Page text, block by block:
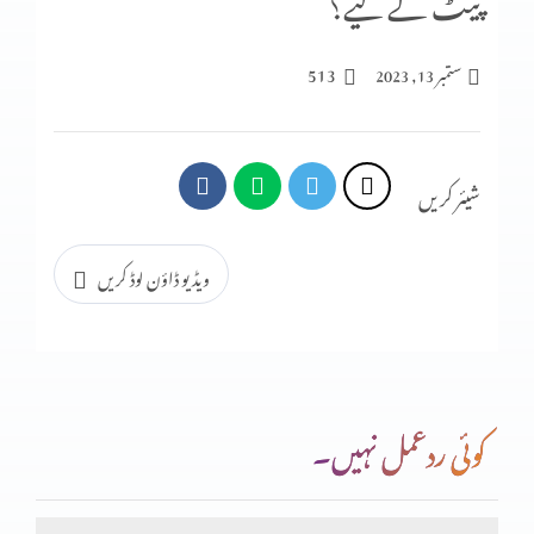
اپنی صلاحیات کو خود استمعال کرنا
وو کہتی تھی
اپنے خاندان کے لیے لڑائی
ستمبر 13, 2023 513
شیئر کریں
ویڈیو ڈاؤن لوڈ کریں
کوئی ردعمل نہیں۔